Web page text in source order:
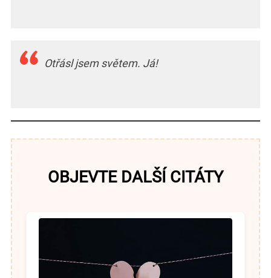
Otřásl jsem světem. Já!
OBJEVTE DALŠÍ CITÁTY